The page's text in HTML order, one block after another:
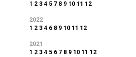
12
11
10
9
8
7
5
4
3
2
1
2022
12
11
10
9
8
6
4
3
2
1
2021
12
11
10
9
8
7
6
5
4
3
2
1